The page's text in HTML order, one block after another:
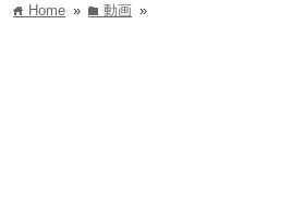
home Home » folder動画 »